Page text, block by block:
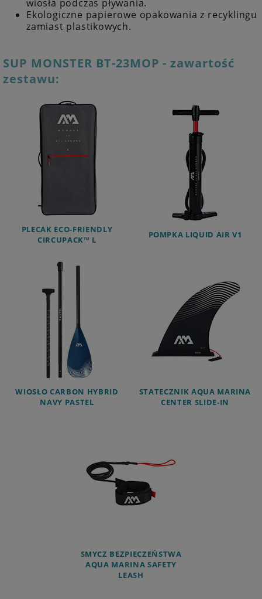
wiosła podczas pływania.
Ekologiczne papierowe opakowania z recyklingu
zamiast plastikowych.
SUP MONSTER BT-23MOP - zawartość
zestawu:
PLECAK ECO-FRIENDLY
CIRCUPACK™ L POMPKA LIQUID AIR V1
WIOSŁO CARBON HYBRID
NAVY PASTEL
STATECZNIK AQUA MARINA
CENTER SLIDE-IN
SMYCZ BEZPIECZEŃSTWA
AQUA MARINA SAFETY
LEASH